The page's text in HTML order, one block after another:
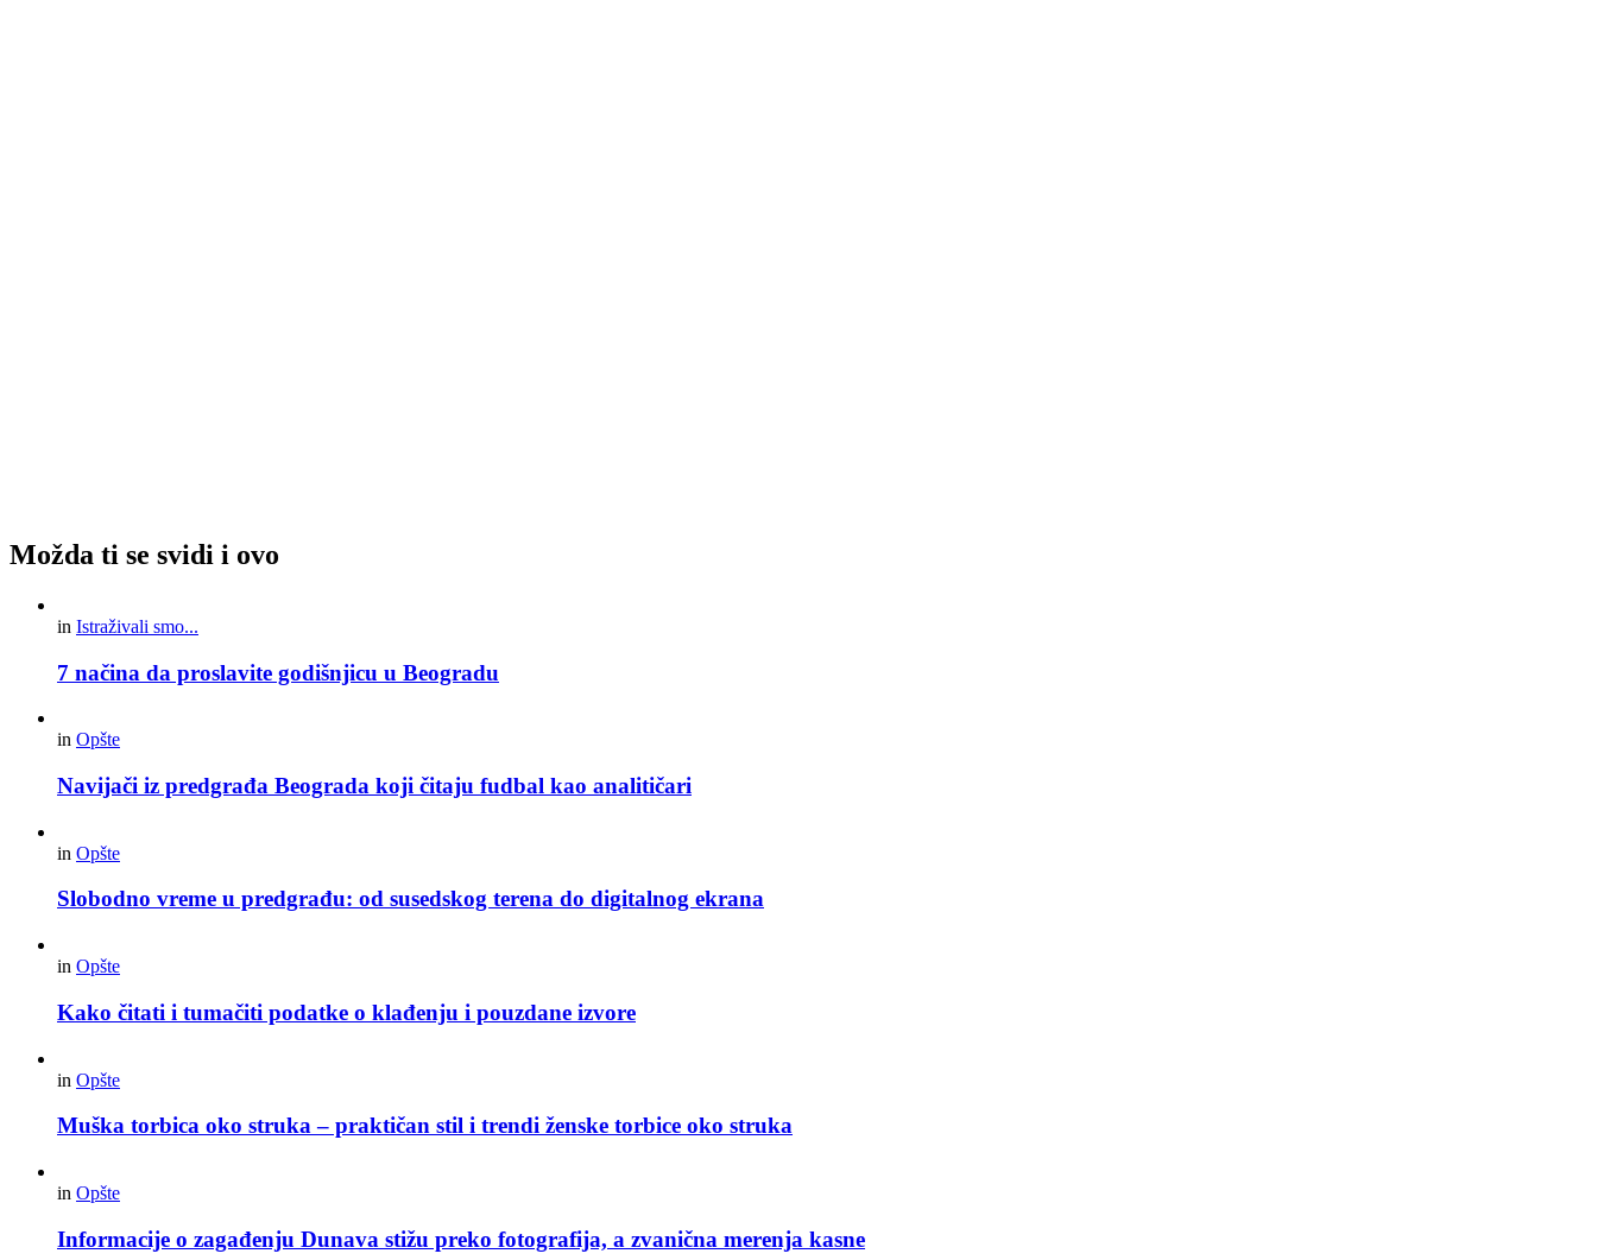
Možda ti se svidi i ovo
in Istraživali smo...
7 načina da proslavite godišnjicu u Beogradu
in Opšte
Navijači iz predgrađa Beograda koji čitaju fudbal kao analitičari
in Opšte
Slobodno vreme u predgrađu: od susedskog terena do digitalnog ekrana
in Opšte
Kako čitati i tumačiti podatke o klađenju i pouzdane izvore
in Opšte
Muška torbica oko struka – praktičan stil i trendi ženske torbice oko struka
in Opšte
Informacije o zagađenju Dunava stižu preko fotografija, a zvanična merenja kasne